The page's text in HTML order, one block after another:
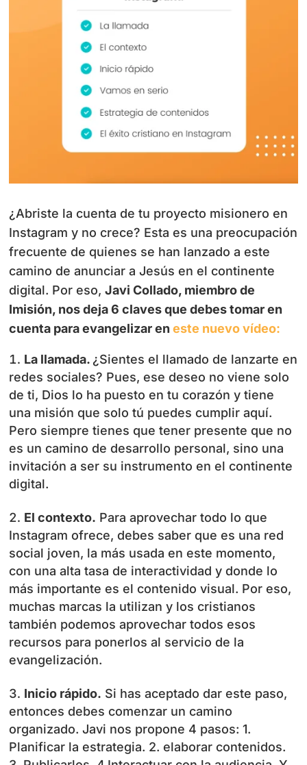
¿Abriste la cuenta de tu proyecto misionero en
Instagram y no crece? Esta es una preocupación
frecuente de quienes se han lanzado a este
camino de anunciar a Jesús en el continente
digital. Por eso,Javi Collado, miembro de
Imisión, nos deja 6 claves que debes tomar en
cuenta para evangelizar eneste nuevo vídeo:
La llamada. ¿Sientes el llamado de lanzarte en
redes sociales? Pues, ese deseo no viene solo
de ti, Dios lo ha puesto en tu corazón y tiene
una misión que solo tú puedes cumplir aquí.
Pero siempre tienes que tener presente que no
es un camino de desarrollo personal, sino una
invitación a ser su instrumento en el continente
digital.
El contexto. Para aprovechar todo lo que
Instagram ofrece, debes saber que es una red
social joven, la más usada en este momento,
con una alta tasa de interactividad y donde lo
más importante es el contenido visual. Por eso,
muchas marcas la utilizan y los cristianos
también podemos aprovechar todos esos
recursos para ponerlos al servicio de la
evangelización.
Inicio rápido. Si has aceptado dar este paso,
entonces debes comenzar un camino
organizado. Javi nos propone 4 pasos: 1.
Planificar la estrategia. 2. elaborar contenidos.